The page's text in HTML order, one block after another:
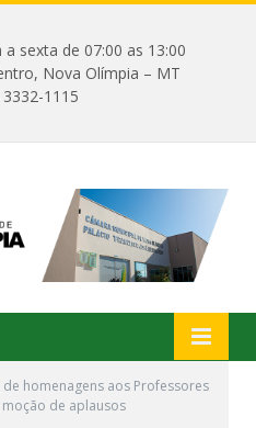
a sexta de 07:00 as 13:00
Nova Olímpia – MT
1115
de homenagens aos Professores
de aplausos